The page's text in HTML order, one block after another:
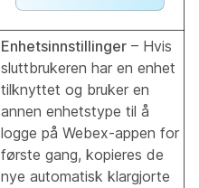
Enhetsinnstillinger – Hvis
sluttbrukeren har en enhet
tilknyttet og bruker en
annen enhetstype til å
logge på Webex-appen for
første gang, kopieres de
nye automatisk klargjorte